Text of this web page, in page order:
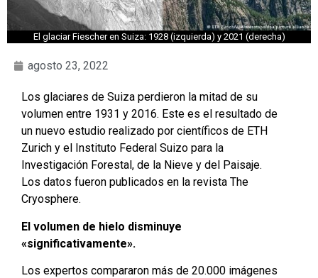
El glaciar Fiescher en Suiza: 1928 (izquierda) y 2021 (derecha)
agosto 23, 2022
Los glaciares de Suiza perdieron la mitad de su
volumen entre 1931 y 2016. Este es el resultado de
un nuevo estudio realizado por científicos de ETH
Zurich y el Instituto Federal Suizo para la
Investigación Forestal, de la Nieve y del Paisaje.
Los datos fueron publicados en la revista The
Cryosphere.
El volumen de hielo disminuye
«significativamente».
Los expertos compararon más de 20.000 imágenes